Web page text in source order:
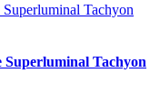
Superluminal Tachyon